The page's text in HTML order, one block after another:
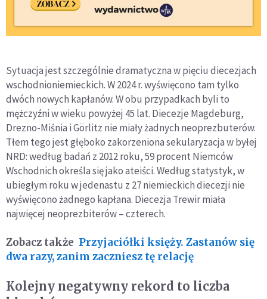
Sytuacja jest szczególnie dramatyczna w pięciu diecezjach
wschodnioniemieckich. W 2024 r. wyświęcono tam tylko
dwóch nowych kapłanów. W obu przypadkach byli to
mężczyźni w wieku powyżej 45 lat. Diecezje Magdeburg,
Drezno-Miśnia i Görlitz nie miały żadnych neoprezbuterów.
Tłem tego jest głęboko zakorzeniona sekularyzacja w byłej
NRD: według badań z 2012 roku, 59 procent Niemców
Wschodnich określa się jako ateiści. Według statystyk, w
ubiegłym roku w jedenastu z 27 niemieckich diecezji nie
wyświęcono żadnego kapłana. Diecezja Trewir miała
najwięcej neoprezbiterów – czterech.
Zobacz także Przyjaciółki księży. Zastanów się
dwa razy, zanim zaczniesz tę relację
Kolejny negatywny rekord to liczba